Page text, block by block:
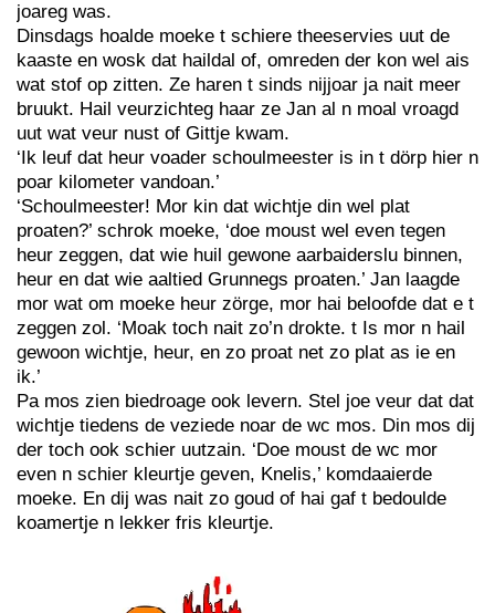
joareg was.
Dinsdags hoalde moeke t schiere theeservies uut de
kaaste en wosk dat haildal of, omreden der kon wel ais
wat stof op zitten. Ze haren t sinds nijjoar ja nait meer
bruukt. Hail veurzichteg haar ze Jan al n moal vroagd
uut wat veur nust of Gittje kwam.
‘Ik leuf dat heur voader schoulmeester is in t dörp hier n
poar kilometer vandoan.’
‘Schoulmeester! Mor kin dat wichtje din wel plat
proaten?’ schrok moeke, ‘doe moust wel even tegen
heur zeggen, dat wie huil gewone aarbaiderslu binnen,
heur en dat wie aaltied Grunnegs proaten.’ Jan laagde
mor wat om moeke heur zörge, mor hai beloofde dat e t
zeggen zol. ‘Moak toch nait zo’n drokte. t Is mor n hail
gewoon wichtje, heur, en zo proat net zo plat as ie en
ik.’
Pa mos zien biedroage ook levern. Stel joe veur dat dat
wichtje tiedens de veziede noar de wc mos. Din mos dij
der toch ook schier uutzain. ‘Doe moust de wc mor
even n schier kleurtje geven, Knelis,’ komdaaierde
moeke. En dij was nait zo goud of hai gaf t bedoulde
koamertje n lekker fris kleurtje.